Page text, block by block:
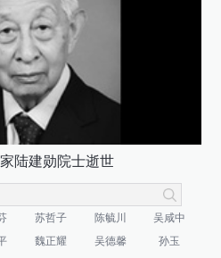
陆建勋院士逝世
苏哲子 陈毓川
吴咸中
魏正耀 吴德馨 孙玉